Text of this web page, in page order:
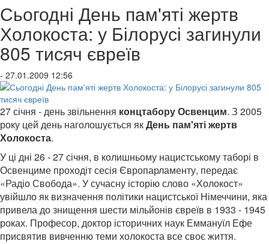
Сьогодні День пам'яті жертв
Холокоста: у Білорусі загинули
805 тисяч євреїв
- 27.01.2009 12:56
27 січня - день звільнення концтабору Освенцим. З 2005
року цей день наголошується якДень пам'яті жертв
Холокоста.
У ці дні 26 - 27 січня, в колишньому нацистському таборі в
Освенциме проходіт сесія Європарламенту, передає
«Радіо Свобода». У сучасну історію слово «Холокост»
увійшло як визначення політики нацистської Німеччини, яка
привела до знищення шести мільйонів євреїв в 1933 - 1945
роках. Професор, доктор історичних наук Еммануїл Ефе
присвятив вивченню теми холокоста все своє життя.